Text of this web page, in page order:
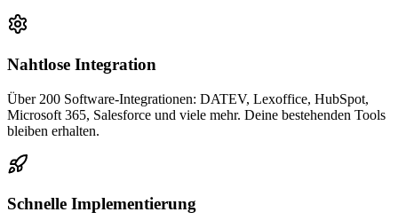
Nahtlose Integration
Über 200 Software-Integrationen: DATEV, Lexoffice, HubSpot,
Microsoft 365, Salesforce und viele mehr. Deine bestehenden Tools
bleiben erhalten.
Schnelle Implementierung